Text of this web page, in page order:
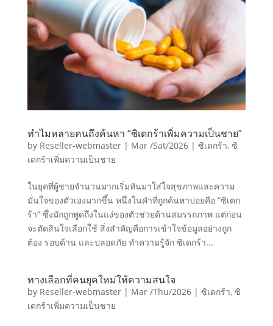
ทำไมหลายคนถึงค้นหา “ซิเดกร้าเพิ่มความเป็นชาย”
by Reseller-webmaster| Mar /Sat/2026| ซิเดกร้า, ซิ
เดกร้าเพิ่มความเป็นชาย
ในยุคที่ผู้ชายจำนวนมากเริ่มหันมาใส่ใจสุขภาพและความ
มั่นใจของตัวเองมากขึ้น หนึ่งในคำที่ถูกค้นหาบ่อยคือ “ซิเดก
ร้า” ซึ่งมักถูกพูดถึงในแง่ของตัวช่วยด้านสมรรถภาพ แต่ก่อน
จะตัดสินใจเลือกใช้ สิ่งสำคัญคือการเข้าใจข้อมูลอย่างถูก
ต้อง รอบด้าน และปลอดภัย ทำความรู้จัก ซิเดกร้า...
ทางเลือกที่คนยุคใหม่ให้ความสนใจ
by Reseller-webmaster| Mar /Thu/2026| ซิเดกร้า, ซิ
เดกร้าเพิ่มความเป็นชาย